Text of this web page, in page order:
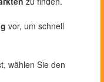
vor, um schnell
wählen Sie den